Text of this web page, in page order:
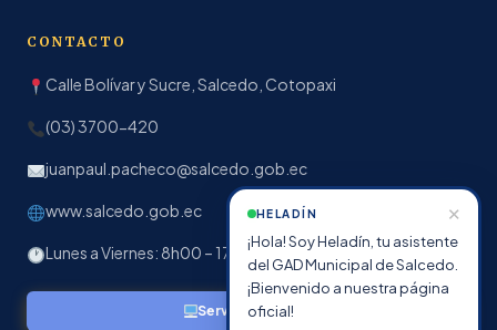
CONTACTO
Calle Bolívar y Sucre, Salcedo, Cotopaxi
(03) 3700-420
juanpaul.pacheco@salcedo.gob.ec
www.salcedo.gob.ec
Lunes a Viernes: 8h00 – 17h00
Servicios en línea
HELADÍN ✕
¡Hola! Soy Heladín, tu asistente
del GAD Municipal de Salcedo.
¡Bienvenido a nuestra página
oficial!